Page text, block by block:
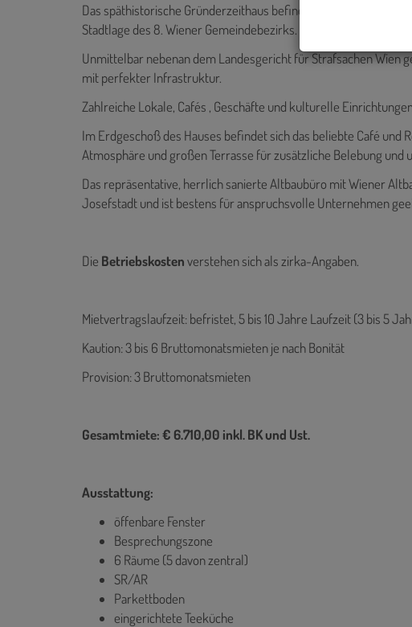
Das späthistorische Gründerzeithaus befindet sich an der Ecke
Stadtlage des 8. Wiener Gemeindebezirks.
Unmittelbar nebenan dem Landesgericht für Strafsachen Wien
mit perfekter Infrastruktur.
Zahlreiche Lokale, Cafés , Geschäfte und kulturelle
Im Erdgeschoß des Hauses befindet sich das beliebte Café und
Atmosphäre und großen Terrasse für zusätzliche Belebung und
Das repräsentative, herrlich sanierte Altbaubüro mit Wiener
Josefstadt und ist bestens für anspruchsvolle Unternehmen
Die Betriebskostenverstehen sich als zirka-Angaben.
Mietvertragslaufzeit: befristet, 5 bis 10 Jahre Laufzeit (3 bis 5
Kaution: 3 bis 6 Bruttomonatsmieten je nach Bonität
Provision: 3 Bruttomonatsmieten
Gesamtmiete: € 6.710,00 inkl. BK und Ust.
Ausstattung:
öffenbare Fenster
Besprechungszone
6 Räume (5 davon zentral)
SR/AR
Parkettboden
eingerichtete Teeküche